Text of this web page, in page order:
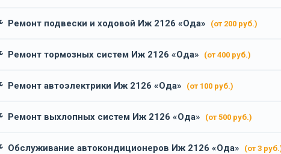
Ремонт подвески и ходовой Иж 2126 «Ода» (от 200 руб.)
Ремонт тормозных систем Иж 2126 «Ода» (от 400 руб.)
Ремонт автоэлектрики Иж 2126 «Ода» (от 100 руб.)
Ремонт выхлопных систем Иж 2126 «Ода» (от 500 руб.)
Обслуживание автокондиционеров Иж 2126 «Ода» (от 3